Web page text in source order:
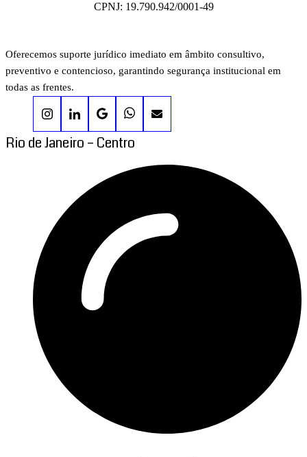
CPNJ: 19.790.942/0001-49
Oferecemos suporte jurídico imediato em âmbito consultivo,
preventivo e contencioso, garantindo segurança institucional em
todas as frentes.
Rio de Janeiro – Centro